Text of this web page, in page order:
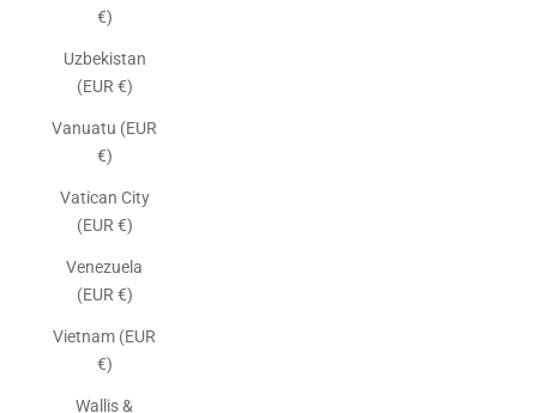
€)
Uzbekistan
(EUR €)
Vanuatu (EUR
€)
Vatican City
(EUR €)
Venezuela
(EUR €)
Vietnam (EUR
€)
Wallis &